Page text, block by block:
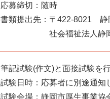
応募締切：随時
書類提出先：〒422-8021 静
社会福祉法人静岡市
筆記試験(作文)と面接試験を行
試験日時：応募者に別途通知
試験会場：静岡市厚生事業